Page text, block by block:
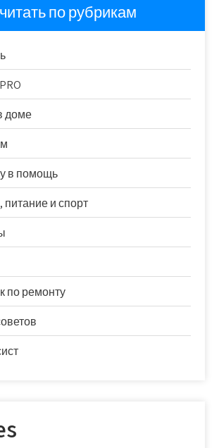
по рубрикам
доме
в помощь
и спорт
по ремонту